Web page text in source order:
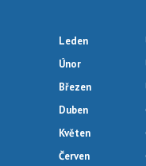
Leden
Únor
Březen
Duben
Květen
Červen